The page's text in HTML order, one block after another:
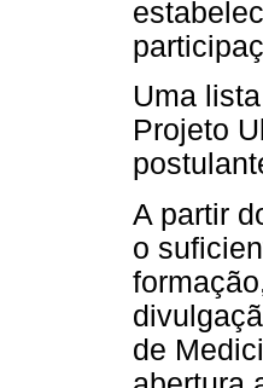
Uma
Projeto
A partir
o
de